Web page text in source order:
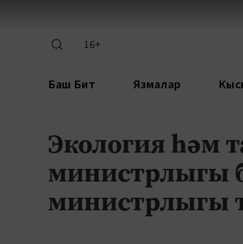
16+
Баш Бит Язмалар
Экология һәм
министрлыгы
министрлыгы